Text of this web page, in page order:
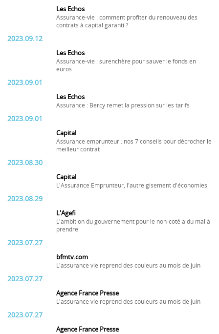
Les Echos
Assurance-vie : comment profiter du renouveau des
contrats à capital garanti ?
2023.09.12
Les Echos
Assurance-vie : surenchère pour sauver le fonds en
euros
2023.09.01
Les Echos
Assurance : Bercy remet la pression sur les tarifs
2023.09.01
Capital
Assurance emprunteur : nos 7 conseils pour décrocher le
meilleur contrat
2023.08.30
Capital
L'Assurance Emprunteur, l'autre gisement d'économies
2023.08.29
L'Agefi
L'ambition du gouvernement pour le non-coté a du mal à
prendre
2023.07.27
bfmtv.com
L'assurance vie reprend des couleurs au mois de juin
2023.07.27
Agence France Presse
L'assurance vie reprend des couleurs au mois de juin
2023.07.27
Agence France Presse